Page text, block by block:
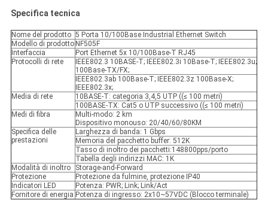
Specifica tecnica
Nome del prodotto 5 Porta 10/100Base Industrial Ethernet Switch
Modello di prodotto NF505F
Interfaccia
Port Ethernet 5x 10/100Base-T RJ45
Protocolli di rete
IEEE802.3 10BASE-T; IEEE802.3i 10Base-T; IEEE802.3u;
100Base-TX/FX;
IEEE802.3ab 100Base-T; IEEE802.3z 100Base-X;
IEEE802.3x;
Media di rete
10BASE-T: categoria 3,4,5 UTP ((≤ 100 metri)
100BASE-TX: Cat5 o UTP successivo ((≤ 100 metri)
Medi di fibra
Multi-modo: 2 km
Dispositivo monouso: 20/40/60/80KM
Specifica delle
prestazioni
Larghezza di banda: 1 Gbps
Memoria del pacchetto buffer: 512K
Tasso di inoltro dei pacchetti:148800pps/porto
Tabella degli indirizzi MAC: 1K
Modalità di inoltro
Storage-and-Forward
Protezione
Protezione da fulmine, protezione IP40
Indicatori LED
Potenza: PWR; Link; Link/Act
Fornitore di energia Potenza di ingresso: 2x10~57VDC (Blocco terminale)